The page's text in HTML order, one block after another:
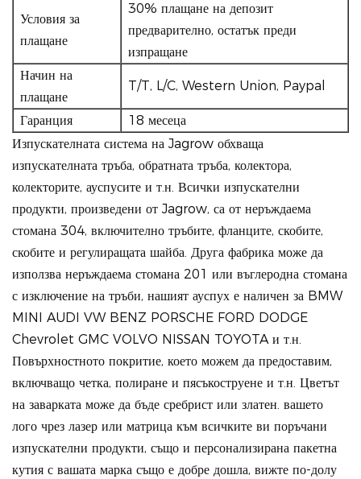
Условия за
плащане
30% плащане на депозит
предварително, остатък преди
изпращане
Начин на
плащане
T/T, L/C, Western Union, Paypal
Гаранция
18 месеца
Изпускателната система на Jagrow обхваща
изпускателната тръба, обратната тръба, колектора,
колекторите, ауспусите и т.н. Всички изпускателни
продукти, произведени от Jagrow, са от неръждаема
стомана 304, включително тръбите, фланците, скобите,
скобите и регулиращата шайба. Друга фабрика може да
използва неръждаема стомана 201 или въглеродна стомана
с изключение на тръби, нашият ауспух е наличен за BMW
MINI AUDI VW BENZ PORSCHE FORD DODGE
Chevrolet GMC VOLVO NISSAN TOYOTA и т.н.
Повърхностното покритие, което можем да предоставим,
включващо четка, полиране и пясъкоструене и т.н. Цветът
на заварката може да бъде сребрист или златен. вашето
лого чрез лазер или матрица към всичките ви поръчани
изпускателни продукти, също и персонализирана пакетна
кутия с вашата марка също е добре дошла, вижте по-долу